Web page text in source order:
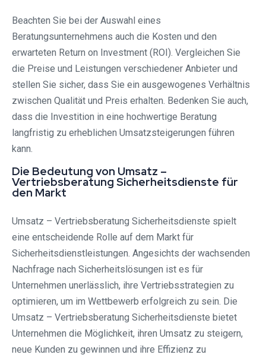
Beachten Sie bei der Auswahl eines
Beratungsunternehmens auch die Kosten und den
erwarteten Return on Investment (ROI). Vergleichen Sie
die Preise und Leistungen verschiedener Anbieter und
stellen Sie sicher, dass Sie ein ausgewogenes Verhältnis
zwischen Qualität und Preis erhalten. Bedenken Sie auch,
dass die Investition in eine hochwertige Beratung
langfristig zu erheblichen Umsatzsteigerungen führen
kann.
Die Bedeutung von Umsatz –
Vertriebsberatung Sicherheitsdienste für
den Markt
Umsatz – Vertriebsberatung Sicherheitsdienste spielt
eine entscheidende Rolle auf dem Markt für
Sicherheitsdienstleistungen. Angesichts der wachsenden
Nachfrage nach Sicherheitslösungen ist es für
Unternehmen unerlässlich, ihre Vertriebsstrategien zu
optimieren, um im Wettbewerb erfolgreich zu sein. Die
Umsatz – Vertriebsberatung Sicherheitsdienste bietet
Unternehmen die Möglichkeit, ihren Umsatz zu steigern,
neue Kunden zu gewinnen und ihre Effizienz zu